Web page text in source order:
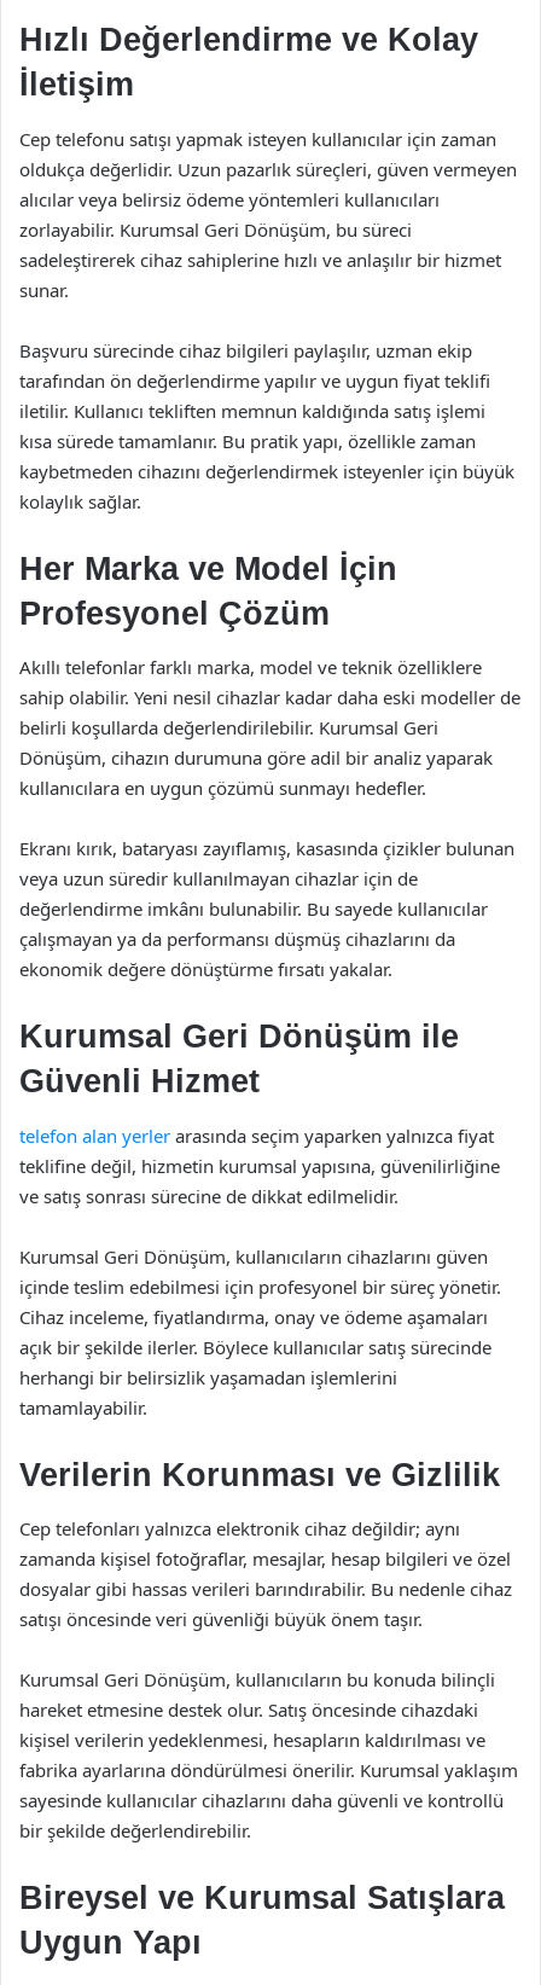
Hızlı Değerlendirme ve Kolay
İletişim
Cep telefonu satışı yapmak isteyen kullanıcılar için zaman
oldukça değerlidir. Uzun pazarlık süreçleri, güven vermeyen
alıcılar veya belirsiz ödeme yöntemleri kullanıcıları
zorlayabilir. Kurumsal Geri Dönüşüm, bu süreci
sadeleştirerek cihaz sahiplerine hızlı ve anlaşılır bir hizmet
sunar.
Başvuru sürecinde cihaz bilgileri paylaşılır, uzman ekip
tarafından ön değerlendirme yapılır ve uygun fiyat teklifi
iletilir. Kullanıcı tekliften memnun kaldığında satış işlemi
kısa sürede tamamlanır. Bu pratik yapı, özellikle zaman
kaybetmeden cihazını değerlendirmek isteyenler için büyük
kolaylık sağlar.
Her Marka ve Model İçin
Profesyonel Çözüm
Akıllı telefonlar farklı marka, model ve teknik özelliklere
sahip olabilir. Yeni nesil cihazlar kadar daha eski modeller de
belirli koşullarda değerlendirilebilir. Kurumsal Geri
Dönüşüm, cihazın durumuna göre adil bir analiz yaparak
kullanıcılara en uygun çözümü sunmayı hedefler.
Ekranı kırık, bataryası zayıflamış, kasasında çizikler bulunan
veya uzun süredir kullanılmayan cihazlar için de
değerlendirme imkânı bulunabilir. Bu sayede kullanıcılar
çalışmayan ya da performansı düşmüş cihazlarını da
ekonomik değere dönüştürme fırsatı yakalar.
Kurumsal Geri Dönüşüm ile
Güvenli Hizmet
telefon alan yerler arasında seçim yaparken yalnızca fiyat
teklifine değil, hizmetin kurumsal yapısına, güvenilirliğine
ve satış sonrası sürecine de dikkat edilmelidir.
Kurumsal Geri Dönüşüm, kullanıcıların cihazlarını güven
içinde teslim edebilmesi için profesyonel bir süreç yönetir.
Cihaz inceleme, fiyatlandırma, onay ve ödeme aşamaları
açık bir şekilde ilerler. Böylece kullanıcılar satış sürecinde
herhangi bir belirsizlik yaşamadan işlemlerini
tamamlayabilir.
Verilerin Korunması ve Gizlilik
Cep telefonları yalnızca elektronik cihaz değildir; aynı
zamanda kişisel fotoğraflar, mesajlar, hesap bilgileri ve özel
dosyalar gibi hassas verileri barındırabilir. Bu nedenle cihaz
satışı öncesinde veri güvenliği büyük önem taşır.
Kurumsal Geri Dönüşüm, kullanıcıların bu konuda bilinçli
hareket etmesine destek olur. Satış öncesinde cihazdaki
kişisel verilerin yedeklenmesi, hesapların kaldırılması ve
fabrika ayarlarına döndürülmesi önerilir. Kurumsal yaklaşım
sayesinde kullanıcılar cihazlarını daha güvenli ve kontrollü
bir şekilde değerlendirebilir.
Bireysel ve Kurumsal Satışlara
Uygun Yapı